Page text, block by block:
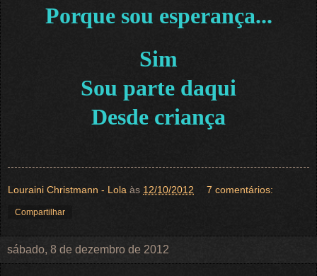
Porque sou esperança...
Sim
Sou parte daqui
Desde criança
Louraini Christmann - Lola às 12/10/2012 7 comentários:
Compartilhar
sábado, 8 de dezembro de 2012